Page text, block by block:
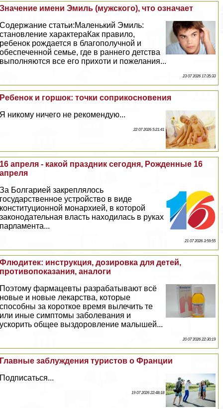
Значение имени Эмиль (мужского), что означает
Содержание статьи:Маленький Эмиль:
становление хаpaктераКак правило,
ребенок рождается в благополучной и
обеспеченной семье, где в раннего детства
выполняются все его прихоти и пожелания...
23 07 2026 17:35:33
Ребенок и горшок: точки соприкосновения
Я никому ничего не рекомендую...
22 07 2026 5:21:41
16 апреля - какой праздник сегодня, Рожденные 16
апреля
За Болгарией закреплялось
государственное устройство в виде
конституционной монархией, в которой
законодательная власть находилась в руках
парламента...
21 07 2026 3:59:55
Флюдитек: инструкция, дозировка для детей,
противопоказания, аналоги
Поэтому фармацевты разpaбатывают всё
новые и новые лекарства, которые
способны за короткое время вылечить те
или иные симптомы заболевания и
ускорить общее выздоровление малышей...
20 07 2026 22:30:19
Главные заблуждения туристов о Франции
Подписаться...
19 07 2026 22:48:18